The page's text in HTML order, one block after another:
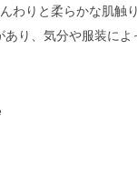
わりと柔らかな肌触
あり、気分や服装に